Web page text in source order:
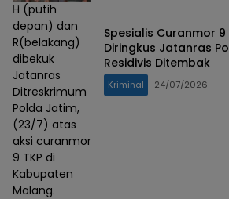
H (putih
depan) dan
R(belakang)
dibekuk
Jatanras
Ditreskrimum
Polda Jatim,
(23/7) atas
aksi curanmor
9 TKP di
Kabupaten
Malang.
Spesialis Curanmor 9
Diringkus Jatanras
Residivis Ditembak
Kriminal 24/07/2026